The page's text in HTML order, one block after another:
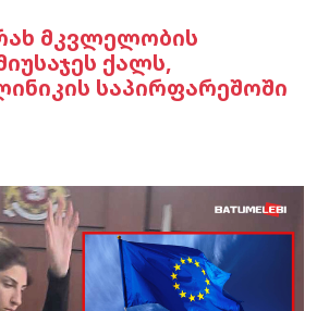
მკვლელობის
ქალს,
საპირფარეშოში